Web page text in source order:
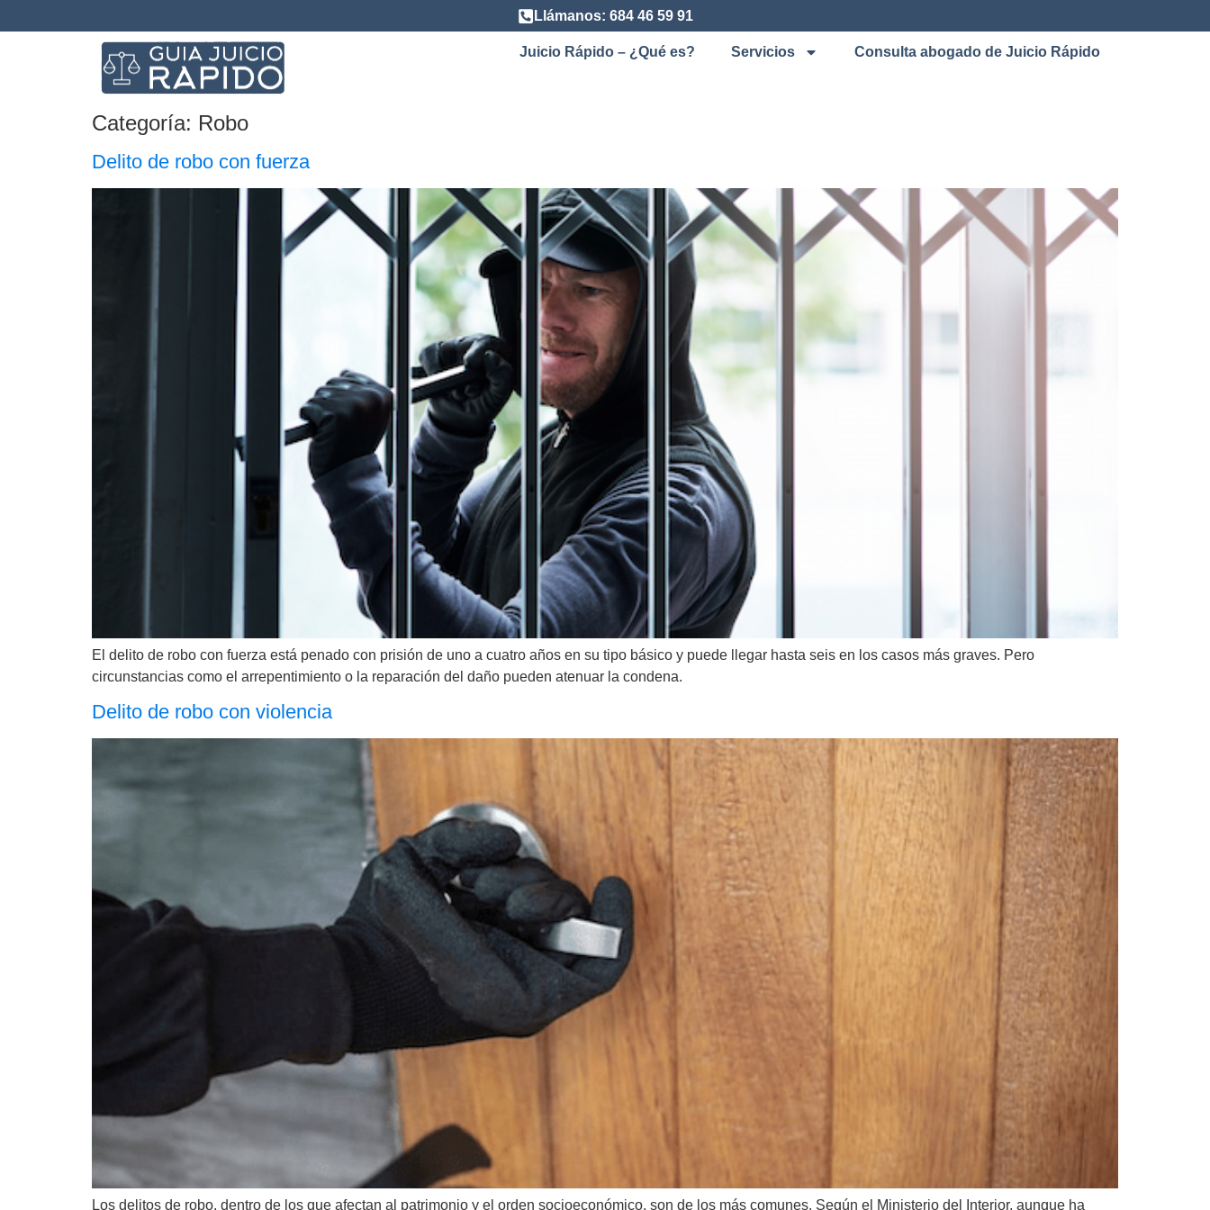
Llámanos: 684 46 59 91
Juicio Rápido – ¿Qué es? Servicios Consulta abogado de Juicio Rápido
Categoría: Robo
Delito de robo con fuerza
El delito de robo con fuerza está penado con prisión de uno a cuatro años en su tipo básico y puede llegar hasta seis en los casos más graves. Pero
circunstancias como el arrepentimiento o la reparación del daño pueden atenuar la condena.
Delito de robo con violencia
Los delitos de robo, dentro de los que afectan al patrimonio y el orden socioeconómico, son de los más comunes. Según el Ministerio del Interior, aunque ha